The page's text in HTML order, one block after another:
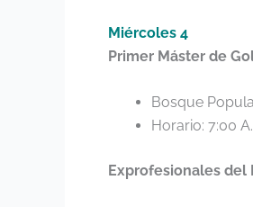
Miércoles 4
Primer Máster de
Bosque
Horario: 7:00
Exprofesionales del